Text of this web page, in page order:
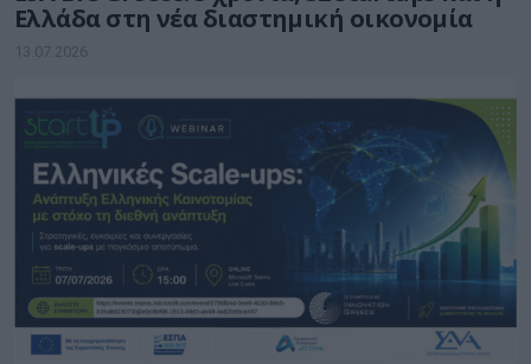
Ελλάδα στη νέα διαστημική οικονομία
13.07.2026